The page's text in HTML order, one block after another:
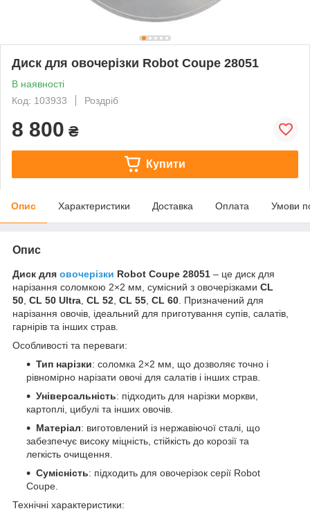
Диск для овочерізки Robot Coupe 28051
В наявності
Код: 103933
Роздріб
8 800 ₴
Купити
Опис Характеристики Доставка Оплата Умови
Опис
Диск для овочерізки Robot Coupe 28051 – це диск для
нарізання соломкою 2×2 мм, сумісний з овочерізками CL
50 CL 50 Ultra CL 52 CL 55 CL 60 . Призначений для
нарізання овочів, ідеальний для приготування супів, салатів,
гарнірів та інших страв.
Особливості та переваги:
Тип нарізки: соломка 2×2 мм, що дозволяє точно і
рівномірно нарізати овочі для салатів і інших страв.
Універсальність: підходить для нарізки моркви,
картоплі, цибулі та інших овочів.
Матеріал: виготовлений із нержавіючої сталі, що
забезпечує високу міцність, стійкість до корозії та
легкість очищення.
Сумісність: підходить для овочерізок серії Robot
Coupe.
Технічні характеристики: